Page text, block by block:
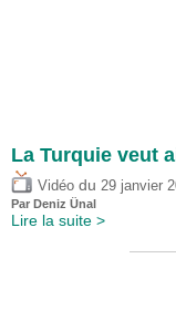
La Turquie veut
Vidéo du 29 janvier
Par Deniz Ünal
Lire la suite >